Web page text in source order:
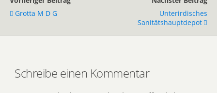
Grotta M D G
Unterirdisches
Sanitätshauptdepot
Schreibe einen Kommentar